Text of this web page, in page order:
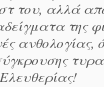
του, αλλά
της
ανθολογίας,